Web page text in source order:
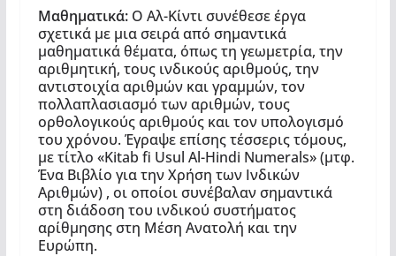
Μαθηματικά:Ο Αλ-Κίντι συνέθεσε έργα
σχετικά με μια σειρά από σημαντικά
μαθηματικά θέματα, όπως τη γεωμετρία, την
αριθμητική, τους ινδικούς αριθμούς, την
αντιστοιχία αριθμών και γραμμών, τον
πολλαπλασιασμό των αριθμών, τους
ορθολογικούς αριθμούς και τον υπολογισμό
του χρόνου. Έγραψε επίσης τέσσερις τόμους,
με τίτλο «Kitab fi Usul Al-Hindi Numerals» (μτφ.
Ένα Βιβλίο για την Xρήση των Ινδικών
Aριθμών) , οι οποίοι συνέβαλαν σημαντικά
στη διάδοση του ινδικού συστήματος
αρίθμησης στη Μέση Ανατολή και την
Ευρώπη.